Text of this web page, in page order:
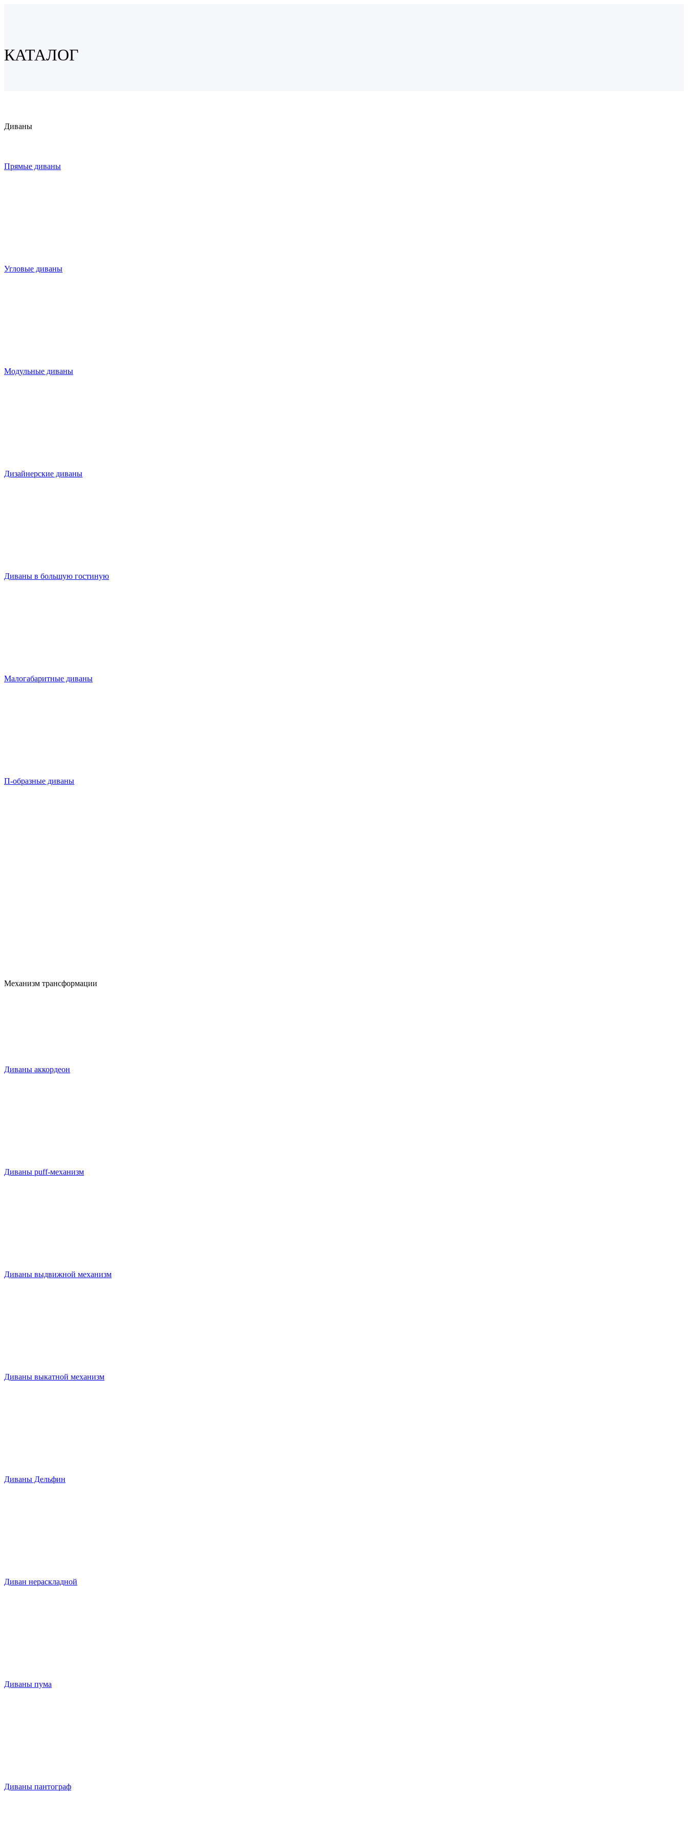
КАТАЛОГ
Диваны
Прямые диваны
Угловые диваны
Модульные диваны
Дизайнерские диваны
Диваны в большую гостиную
Малогабаритные диваны
П-образные диваны
Механизм трансформации
Диваны аккордеон
Диваны puff-механизм
Диваны выдвижной механизм
Диваны выкатной механизм
Диваны Дельфин
Диван нераскладной
Диваны пума
Диваны пантограф